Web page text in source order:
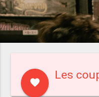
favorite
Les